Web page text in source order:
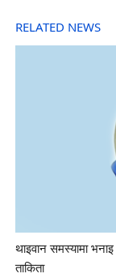
RELATED NEWS
थाइवान समस्यामा
ताकिता